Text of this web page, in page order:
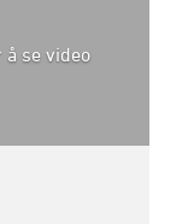
se video